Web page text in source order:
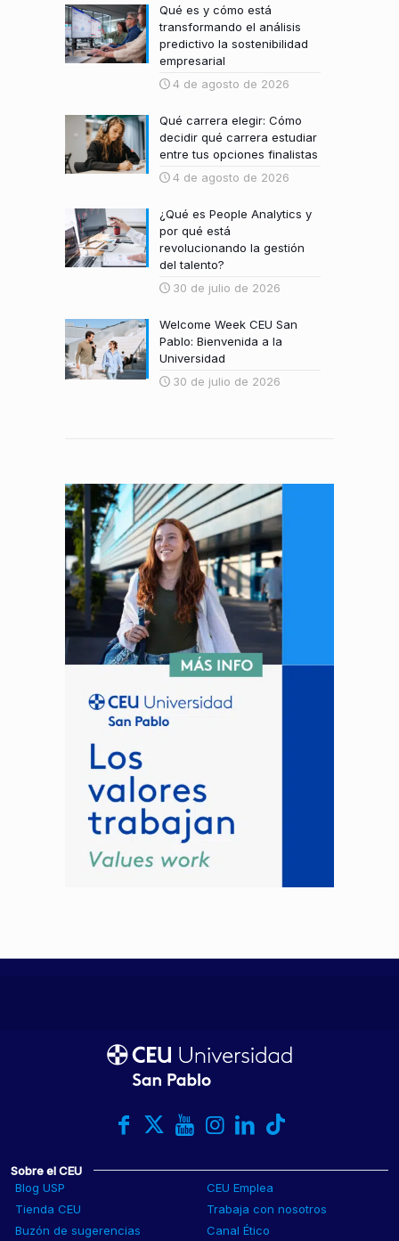
Qué es y cómo está
transformando el análisis
predictivo la sostenibilidad
empresarial
4 de agosto de 2026
Qué carrera elegir: Cómo
decidir qué carrera estudiar
entre tus opciones finalistas
4 de agosto de 2026
¿Qué es People Analytics y
por qué está
revolucionando la gestión
del talento?
30 de julio de 2026
Welcome Week CEU San
Pablo: Bienvenida a la
Universidad
30 de julio de 2026
Sobre el CEU
Blog USP
CEU Emplea
Tienda CEU
Trabaja con nosotros
Buzón de sugerencias
Canal Ético